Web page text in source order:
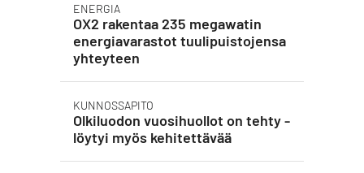
ENERGIA
OX2 rakentaa 235 megawatin
energiavarastot tuulipuistojensa
yhteyteen
KUNNOSSAPITO
Olkiluodon vuosihuollot on tehty -
löytyi myös kehitettävää